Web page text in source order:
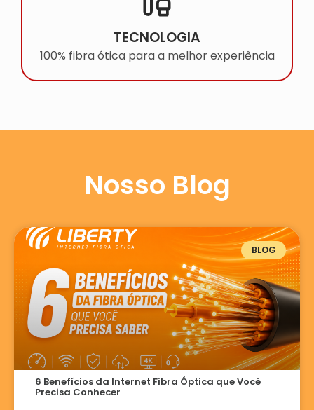
TECNOLOGIA
100% fibra ótica para a melhor experiência
Nosso Blog
BLOG
6 Benefícios da Internet Fibra Óptica que Você
Precisa Conhecer